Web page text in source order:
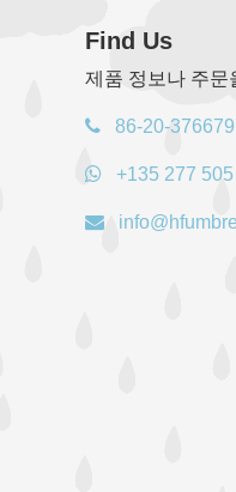
Find Us
제품 정보나 주문
86-20-
+135 277 505